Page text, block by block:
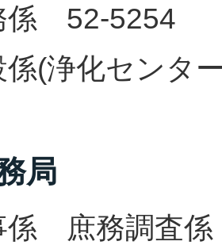
52-5254
(浄化センタ
局
係 庶務調査